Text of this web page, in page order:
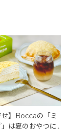
せ】Boccaの「ミ
は夏のおやつに